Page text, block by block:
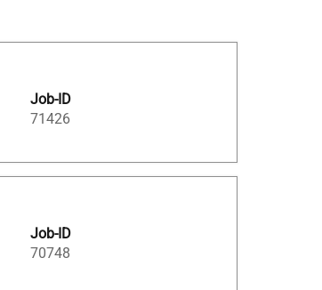
Job-ID
71426
Job-ID
70748